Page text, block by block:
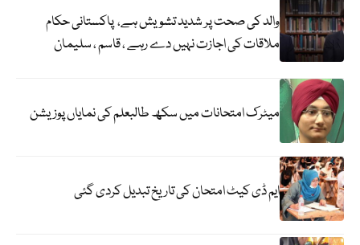
والد کی صحت پر شدید تشویش ہے، پاکستانی حکام
ملاقات کی اجازت نہیں دے رہے ، قاسم ، سلیمان
میٹرک امتحانات میں سکھ طالبعلم کی نمایاں پوزیشن
ایم ڈی کیٹ امتحان کی تاریخ تبدیل کردی گئی